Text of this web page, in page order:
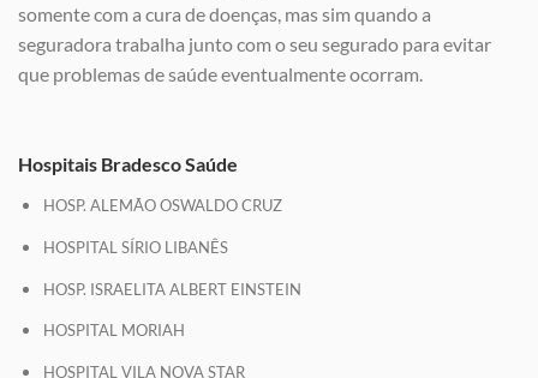
somente com a cura de doenças, mas sim quando a
seguradora trabalha junto com o seu segurado para evitar
que problemas de saúde eventualmente ocorram.
Hospitais Bradesco Saúde
HOSP. ALEMÃO OSWALDO CRUZ
HOSPITAL SÍRIO LIBANÊS
HOSP. ISRAELITA ALBERT EINSTEIN
HOSPITAL MORIAH
HOSPITAL VILA NOVA STAR